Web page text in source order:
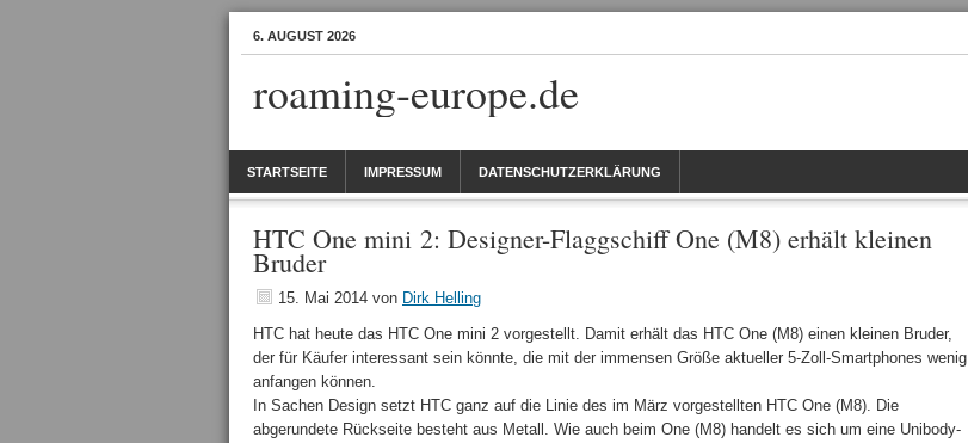
6. AUGUST 2026
roaming-europe.de
STARTSEITE IMPRESSUM DATENSCHUTZERKLÄRUNG
HTC One mini 2: Designer-Flaggschiff One (M8) erhält kleinen
Bruder
15. Mai 2014 von Dirk Helling
HTC hat heute das HTC One mini 2 vorgestellt. Damit erhält das HTC One (M8) einen kleinen Bruder,
der für Käufer interessant sein könnte, die mit der immensen Größe aktueller 5-Zoll-Smartphones wenig
anfangen können.
In Sachen Design setzt HTC ganz auf die Linie des im März vorgestellten HTC One (M8). Die
abgerundete Rückseite besteht aus Metall. Wie auch beim One (M8) handelt es sich um eine Unibody-